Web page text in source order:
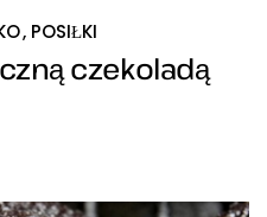
POSIŁKI
czekoladą